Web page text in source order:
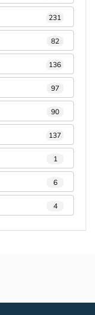
231
82
136
97
90
137
1
6
4